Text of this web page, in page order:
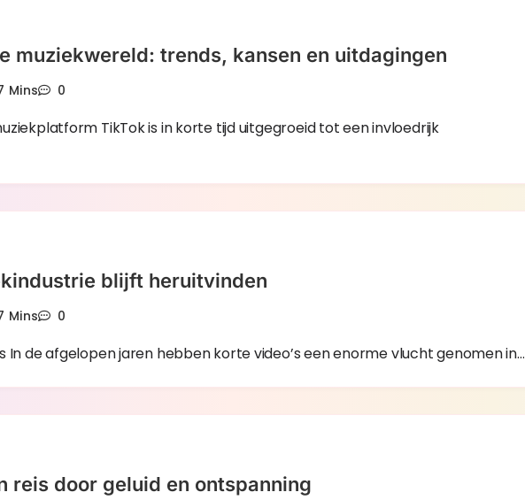
muziekwereld: trends, kansen en uitdagingen
Mins 0
TikTok is in korte tijd uitgegroeid tot een invloedrijk
blijft heruitvinden
Mins 0
In de afgelopen jaren hebben korte video’s een enorme vlucht genomen in…
reis door geluid en ontspanning